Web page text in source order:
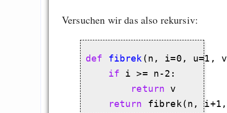
Versuchen wir das also rekursiv:
def fibrek(n, i=0, u=1,
if i >= n-2:
return v
return